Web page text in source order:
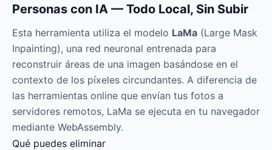
Personas con IA — Todo Local, Sin Subir
Esta herramienta utiliza el modelo LaMa (Large Mask
Inpainting), una red neuronal entrenada para
reconstruir áreas de una imagen basándose en el
contexto de los píxeles circundantes. A diferencia de
las herramientas online que envían tus fotos a
servidores remotos, LaMa se ejecuta en tu navegador
mediante WebAssembly.
Qué puedes eliminar